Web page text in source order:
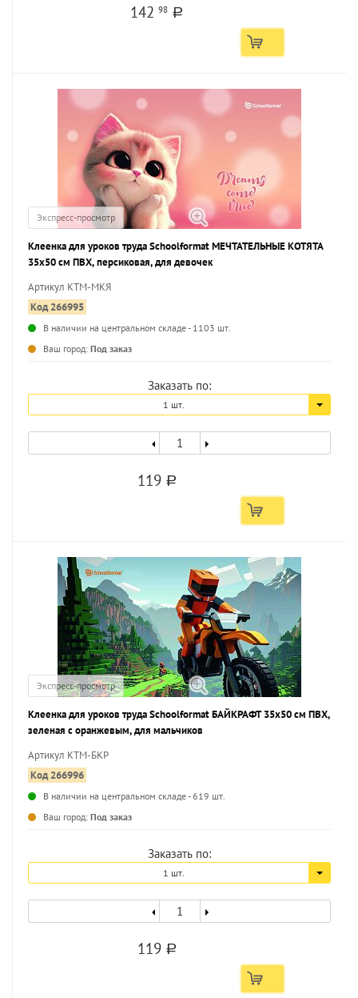
14298 a
Экспресс-просмотр
Клеенка для уроков труда Schoolformat МЕЧТАТЕЛЬНЫЕ КОТЯТА
35х50 см ПВХ, персиковая, для девочек
Артикул КТМ-МКЯ
Код 266995
В наличии на центральном складе - 1103 шт.
Ваш город: Под заказ
Заказать по:
1 шт.
119 a
Экспресс-просмотр
Клеенка для уроков труда Schoolformat БАЙКРАФТ 35х50 см ПВХ,
зеленая с оранжевым, для мальчиков
Артикул КТМ-БКР
Код 266996
В наличии на центральном складе - 619 шт.
Ваш город: Под заказ
Заказать по:
1 шт.
119 a